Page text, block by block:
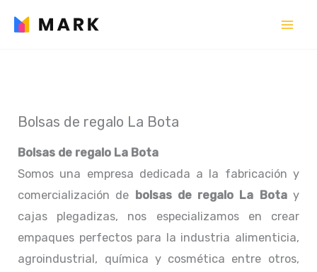
Bolsas de regalo La Bota
Bolsas de regalo La Bota
Somos una empresa dedicada a la fabricación y
comercialización de bolsas de regalo La Botay
cajas plegadizas, nos especializamos en crear
empaques perfectos para la industria alimenticia,
agroindustrial, química y cosmética entre otros,